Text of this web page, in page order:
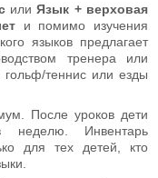
илиЯзык + верховая
и помимо изучения
языков предлагает
тренера или
теннис или езды
После уроков дети
Инвентарь
для тех детей, кто